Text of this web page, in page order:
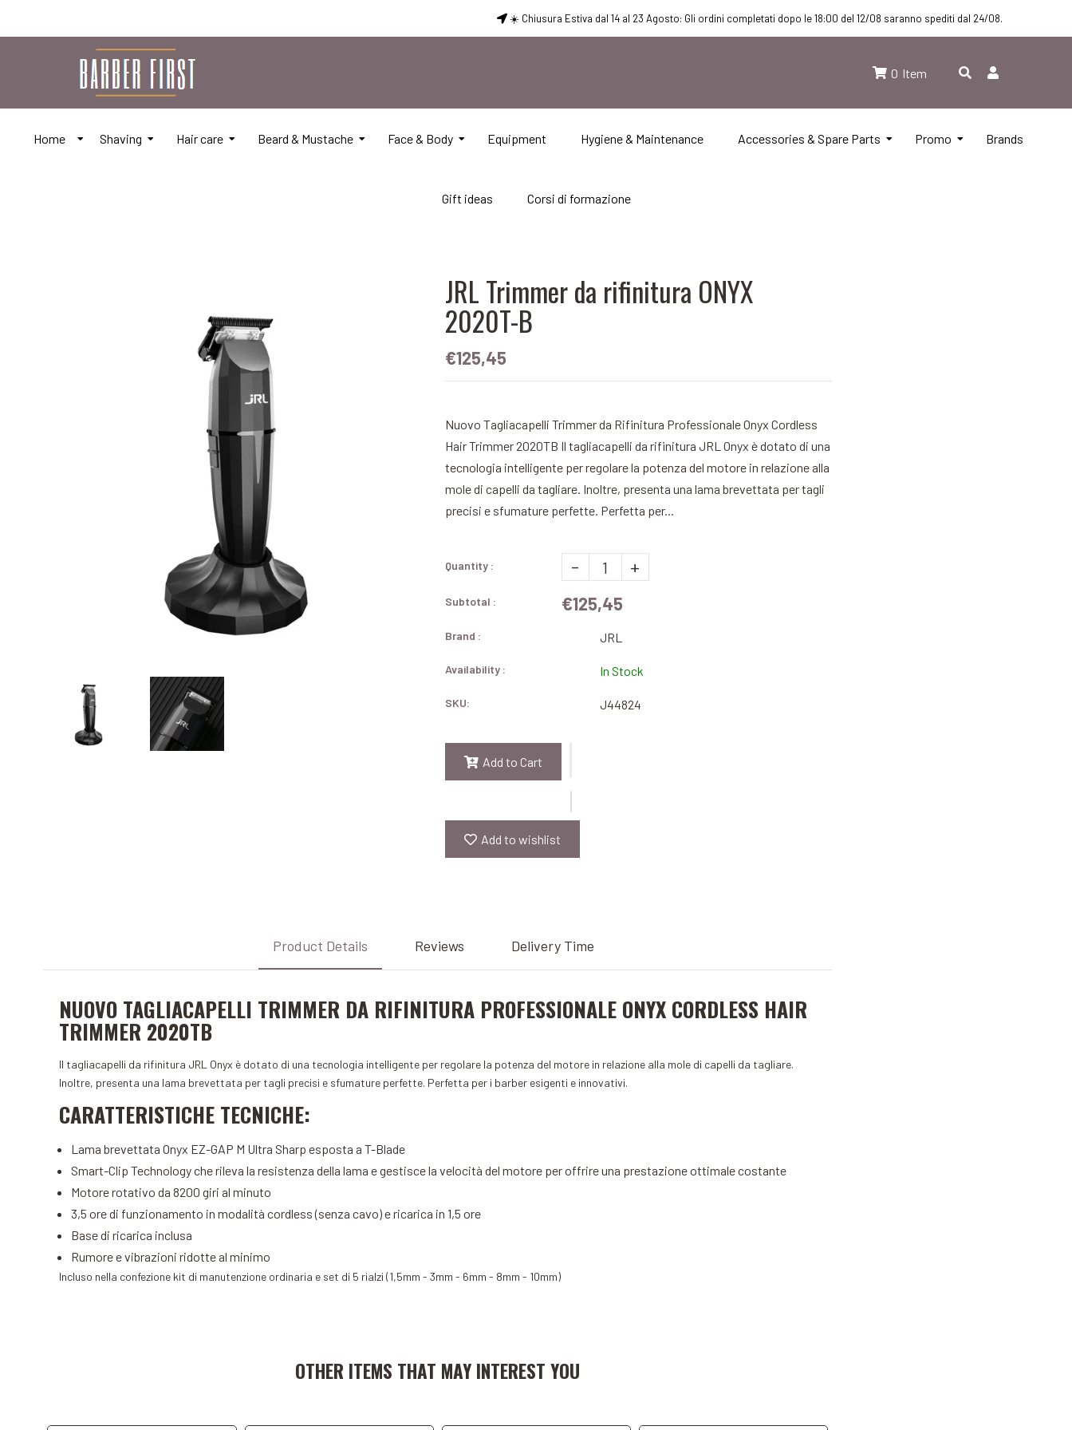
☀️ Chiusura Estiva dal 14 al 23 Agosto: Gli ordini completati dopo le 18:00 del 12/08 saranno spediti dal 24/08.
0 Item
Home Shaving Hair care Beard & Mustache Face & Body Equipment Hygiene & Maintenance Accessories & Spare Parts Promo Brands
Gift ideas Corsi di formazione
JRL Trimmer da rifinitura ONYX
2020T-B
€125,45
Nuovo Tagliacapelli Trimmer da Rifinitura Professionale Onyx Cordless
Hair Trimmer 2020TB Il tagliacapelli da rifinitura JRL Onyx è dotato di una
tecnologia intelligente per regolare la potenza del motore in relazione alla
mole di capelli da tagliare. Inoltre, presenta una lama brevettata per tagli
precisi e sfumature perfette. Perfetta per...
Quantity : - +
Subtotal : €125,45
Brand : JRL
Availability : In Stock
SKU: J44824
Add to Cart
Add to wishlist
Product Details Reviews Delivery Time
NUOVO TAGLIACAPELLI TRIMMER DA RIFINITURA PROFESSIONALE ONYX CORDLESS HAIR
TRIMMER 2020TB
Il tagliacapelli da rifinitura JRL Onyx è dotato di una tecnologia intelligente per regolare la potenza del motore in relazione alla mole di capelli da tagliare.
Inoltre, presenta una lama brevettata per tagli precisi e sfumature perfette. Perfetta per i barber esigenti e innovativi.
CARATTERISTICHE TECNICHE:
Lama brevettata Onyx EZ-GAP M Ultra Sharp esposta a T-Blade
Smart-Clip Technology che rileva la resistenza della lama e gestisce la velocità del motore per offrire una prestazione ottimale costante
Motore rotativo da 8200 giri al minuto
3,5 ore di funzionamento in modalità cordless (senza cavo) e ricarica in 1,5 ore
Base di ricarica inclusa
Rumore e vibrazioni ridotte al minimo
Incluso nella confezione kit di manutenzione ordinaria e set di 5 rialzi (1,5mm - 3mm - 6mm - 8mm - 10mm)
OTHER ITEMS THAT MAY INTEREST YOU